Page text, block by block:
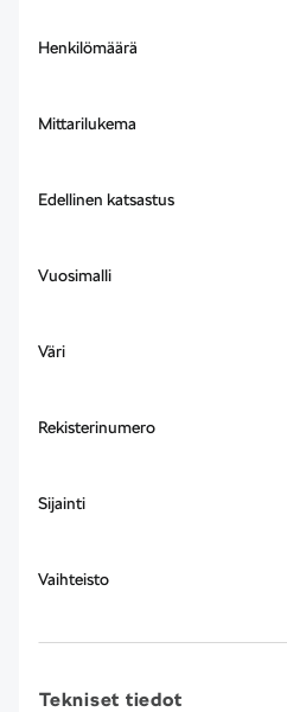
Henkilömäärä
Mittarilukema
Edellinen katsastus
Vuosimalli
Väri
Rekisterinumero
Sijainti
Vaihteisto
Tekniset tiedot